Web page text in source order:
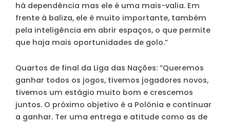
há dependência mas ele é uma mais-valia. Em
frente à baliza, ele é muito importante, também
pela inteligência em abrir espaços, o que permite
que haja mais oportunidades de golo.”
Quartos de final da Liga das Nações: “Queremos
ganhar todos os jogos, tivemos jogadores novos,
tivemos um estágio muito bom e crescemos
juntos. O próximo objetivo é a Polónia e continuar
a ganhar. Ter uma entrega e atitude como as de